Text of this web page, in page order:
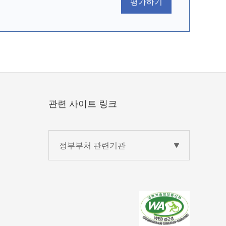
평가하기
관련 사이트 링크
정부부처 관련기관